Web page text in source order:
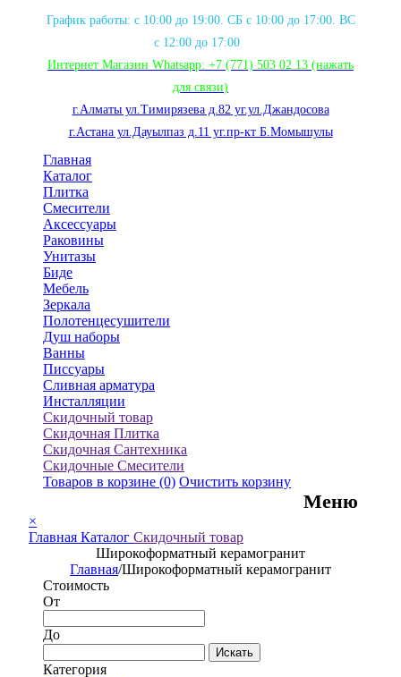
График работы: с 10:00 до 19:00. СБ с 10:00 до 17:00. ВС
с 12:00 до 17:00
Интернет Магазин Whatsapp: +7 (771) 503 02 13 (нажать
для связи)
г.Алматы ул.Тимирязева д.82 уг.ул.Джандосова
г.Астана ул.Дауылпаз д.11 уг.пр-кт Б.Момышулы
Главная
Каталог
Плитка
Смесители
Аксессуары
Раковины
Унитазы
Биде
Мебель
Зеркала
Полотенцесушители
Душ наборы
Ванны
Писсуары
Сливная арматура
Инсталляции
Скидочный товар
Скидочная Плитка
Скидочная Сантехника
Скидочные Смесители
Товаров в корзине (0) Очистить корзину
Меню
×
Главная Каталог Скидочный товар
Широкоформатный керамогранит
Главная/Широкоформатный керамогранит
Стоимость
От
До
Искать
Категория